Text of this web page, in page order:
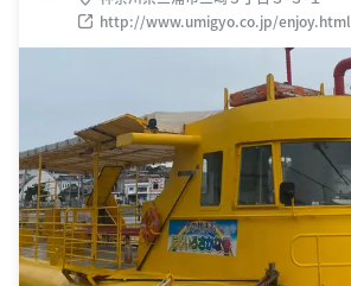
http://www.umigyo.co.jp/enjoy.html